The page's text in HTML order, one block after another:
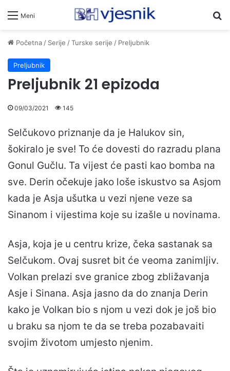
Meni
Početna/ Serije /Turske serije / Preljubnik
Preljubnik
Preljubnik 21 epizoda
09/03/2021 145
Selčukovo priznanje da je Halukov sin,
šokiralo je sve! To će dovesti do razradu plana
Gonul Gučlu. Ta vijest će pasti kao bomba na
sve. Derin očekuje jako loše iskustvo sa Asjom
kada je Asja ušutka u vezi njene veze sa
Sinanom i vijestima koje su izašle u novinama.
Asja, koja je u centru krize, čeka sastanak sa
Selčukom. Ovaj susret bit će veoma zanimljiv.
Volkan prelazi sve granice zbog zbližavanja
Asje i Sinana. Asja jasno da do znanja Derin
kako je Volkan bio s njom u vezi dok je još bio
u braku sa njom te da se treba pozabavaiti
svojim životom umjesto njenim.